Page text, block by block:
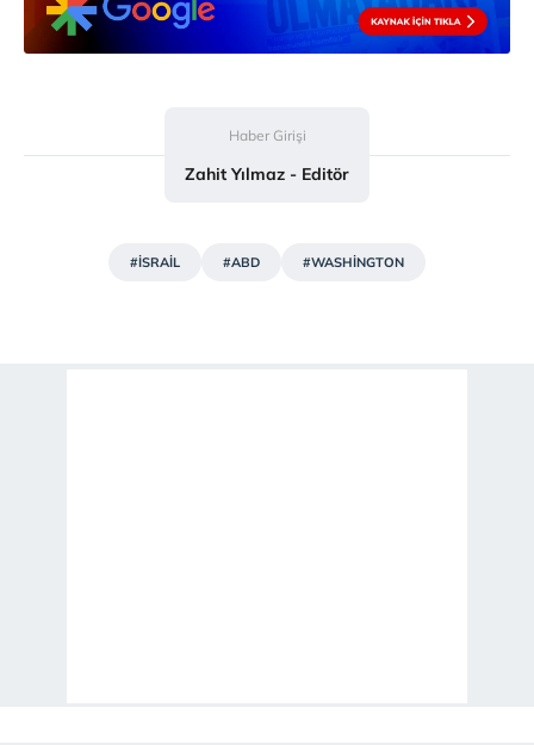
Haber Girişi
Zahit Yılmaz - Editör
#İSRAİL #ABD #WASHİNGTON